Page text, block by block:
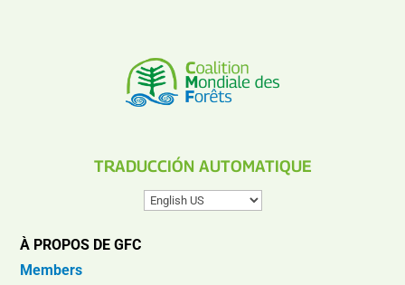
TRADUCCIÓN AUTOMATIQUE
À PROPOS DE GFC
Members